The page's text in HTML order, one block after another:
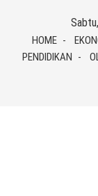
contentHOME
PENDIDIKAN